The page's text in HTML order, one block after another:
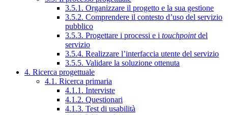
3.5.1. Organizzare il progetto e la sua gestione
3.5.2. Comprendere il contesto d’uso del servizio
pubblico
3.5.3. Progettare i processi e i touchpointdel
servizio
3.5.4. Realizzare l’interfaccia utente del servizio
3.5.5. Validare la soluzione ottenuta
4. Ricerca progettuale
4.1. Ricerca primaria
4.1.1. Interviste
4.1.2. Questionari
4.1.3. Test di usabilità